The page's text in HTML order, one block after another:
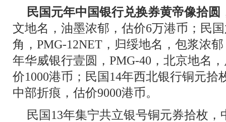
民国元年中国银行兑换券黄帝像拾圆
文地名，油墨浓郁，估价6万港币；民
角，PMG-12NET，归绥地名，包浆浓
年华威银行壹圆，PMG-40，北京地名
价1000港币；民国14年西北银行铜元拾
中部折痕，估价9000港币。
民国13年集宁共立银号铜元券拾枚